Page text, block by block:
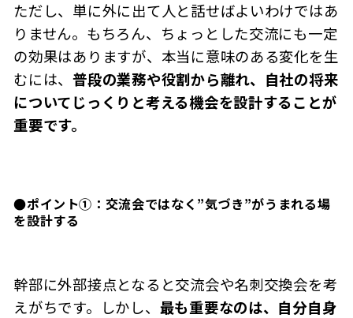
ただし、単に外に出て人と話せばよいわけではあ
りません。もちろん、ちょっとした交流にも一定
の効果はありますが、本当に意味のある変化を生
むには、普段の業務や役割から離れ、自社の将来
についてじっくりと考える機会を設計することが
重要です。
●ポイント①：交流会ではなく”気づき”がうまれる場
を設計する
幹部に外部接点となると交流会や名刺交換会を考
えがちです。しかし、 最も重要なのは、自分自身